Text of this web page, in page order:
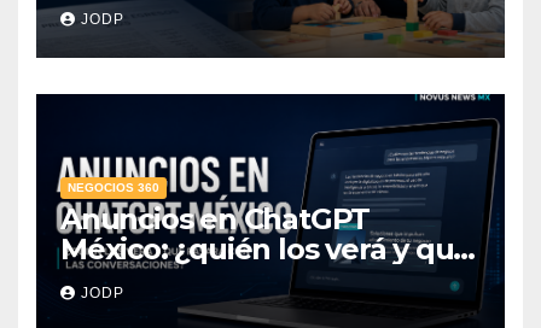
público
JODP
NEGOCIOS 360
Anuncios en ChatGPT
México: ¿quién los verá y qué
pasará con las
conversaciones?
JODP